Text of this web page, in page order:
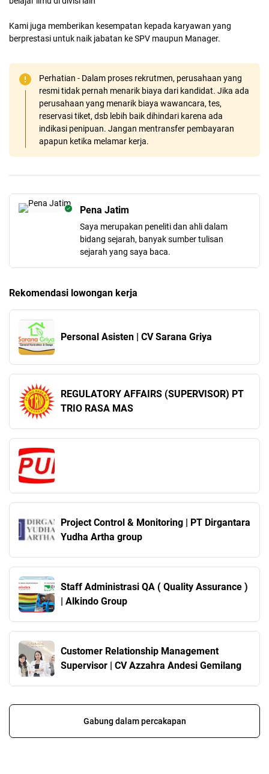
Kami juga memberikan kesempatan kepada karyawan yang
berprestasi untuk naik jabatan ke SPV maupun Manager.
Perhatian - Dalam proses rekrutmen, perusahaan yang
resmi tidak pernah menarik biaya dari kandidat. Jika ada
perusahaan yang menarik biaya wawancara, tes,
reservasi tiket, dsb lebih baik dihindari karena ada
indikasi penipuan. Jangan mentransfer pembayaran
apapun ketika melamar kerja.
Pena Jatim
Saya merupakan peneliti dan ahli dalam
bidang sejarah, banyak sumber tulisan
sejarah yang saya baca.
Rekomendasi lowongan kerja
Personal Asisten | CV Sarana Griya
REGULATORY AFFAIRS (SUPERVISOR) PT
TRIO RASA MAS
Project Control & Monitoring | PT Dirgantara
Yudha Artha group
Staff Administrasi QA ( Quality Assurance )
| Alkindo Group
Customer Relationship Management
Supervisor | CV Azzahra Andesi Gemilang
Gabung dalam percakapan